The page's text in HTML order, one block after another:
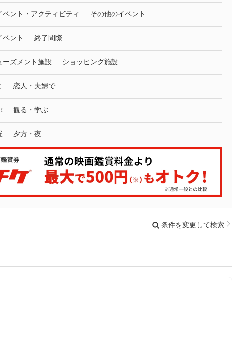
ベント・アクティビティ その他のイベント
ベント 終了間際
ーズメント施設 ショッピング施設
恋人・夫婦で
観る・学ぶ
夕方・夜
条件を変更して検索